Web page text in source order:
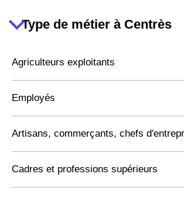
Type de métier à Centrès
Agriculteurs exploitants
Employés
Artisans, commerçants, chefs
Cadres et professions supérieurs